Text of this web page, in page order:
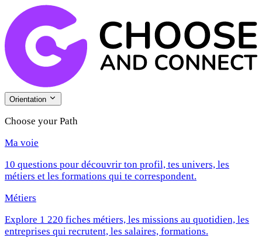
Orientation
Choose your Path
Ma voie
10 questions pour découvrir ton profil, tes univers, les
métiers et les formations qui te correspondent.
Métiers
Explore 1 220 fiches métiers, les missions au quotidien, les
entreprises qui recrutent, les salaires, formations.